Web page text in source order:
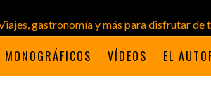
MONOGRÁFICOS VÍDEOS EL